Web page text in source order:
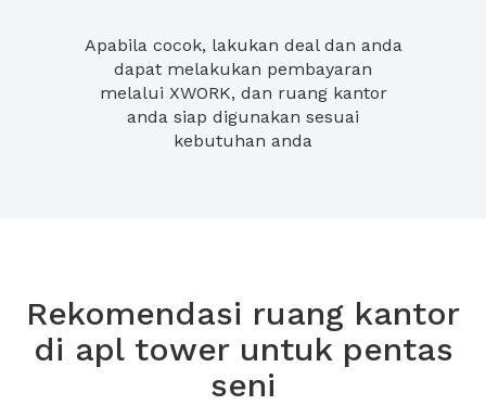
Apabila cocok, lakukan deal dan anda
dapat melakukan pembayaran
melalui XWORK, dan ruang kantor
anda siap digunakan sesuai
kebutuhan anda
Rekomendasi ruang kantor
di apl tower untuk pentas
seni